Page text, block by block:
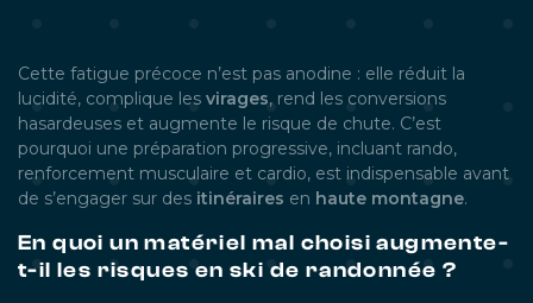
Cette fatigue précoce n’est pas anodine : elle réduit la
lucidité, complique les virages, rend les conversions
hasardeuses et augmente le risque de chute. C’est
pourquoi une préparation progressive, incluant rando,
renforcement musculaire et cardio, est indispensable avant
de s’engager sur des itinéraires en haute montagne.
En quoi un matériel mal choisi augmente-
t-il les risques en ski de randonnée ?